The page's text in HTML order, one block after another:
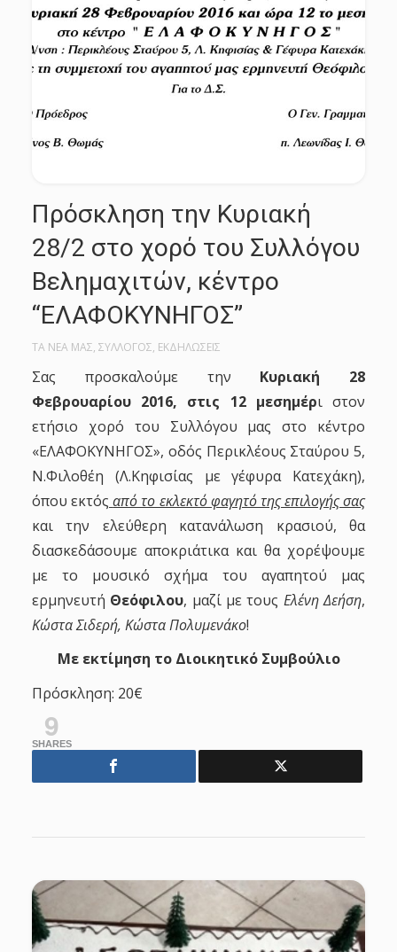
Πρόσκληση την Κυριακή
28/2 στο χορό του Συλλόγου
Βελημαχιτών, κέντρο
“ΕΛΑΦΟΚΥΝΗΓΟΣ”
ΤΑ ΝΕΑ ΜΑΣ, ΣΥΛΛΟΓΟΣ, ΕΚΔΗΛΩΣΕΙΣ
Σας προσκαλούμε την Κυριακή 28
Φεβρουαρίου 2016, στις 12 μεσημέρι στον
ετήσιο χορό του Συλλόγου μας στο κέντρο
«ΕΛΑΦΟΚΥΝΗΓΟΣ», οδός Περικλέους Σταύρου 5,
Ν.Φιλοθέη (Λ.Κηφισίας με γέφυρα Κατεχάκη),
όπου εκτός από το εκλεκτό φαγητό της επιλογής σας
και την ελεύθερη κατανάλωση κρασιού, θα
διασκεδάσουμε αποκριάτικα και θα χορέψουμε
με το μουσικό σχήμα του αγαπητού μας
ερμηνευτή Θεόφιλου, μαζί με τους Ελένη Δεήση,
Κώστα Σιδερή, Κώστα Πολυμενάκο!
Με εκτίμηση το Διοικητικό Συμβούλιο
Πρόσκληση: 20€
9
SHARES